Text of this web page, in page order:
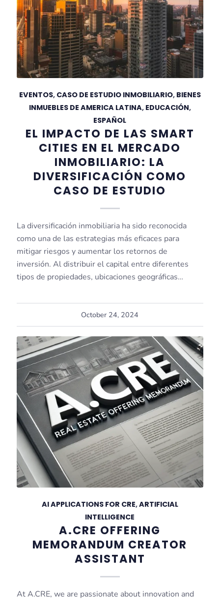
EVENTOS, CASO DE ESTUDIO INMOBILIARIO, BIENES
INMUEBLES DE AMERICA LATINA, EDUCACIÓN,
ESPAÑOL
EL IMPACTO DE LAS SMART
CITIES EN EL MERCADO
INMOBILIARIO: LA
DIVERSIFICACIÓN COMO
CASO DE ESTUDIO
La diversificación inmobiliaria ha sido reconocida
como una de las estrategias más eficaces para
mitigar riesgos y aumentar los retornos de
inversión. Al distribuir el capital entre diferentes
tipos de propiedades, ubicaciones geográficas…
October 24, 2024
AI APPLICATIONS FOR CRE,ARTIFICIAL
INTELLIGENCE
A.CRE OFFERING
MEMORANDUM CREATOR
ASSISTANT
At A.CRE, we are passionate about innovation and